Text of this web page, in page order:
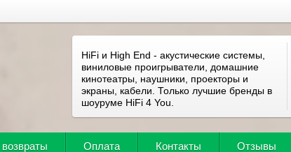
HiFi и High End - акустические системы,
виниловые проигрыватели, домашние
кинотеатры, наушники, проекторы и
экраны, кабели. Только лучшие бренды в
шоуруме HiFi 4 You.
Оплата Контакты Отзывы